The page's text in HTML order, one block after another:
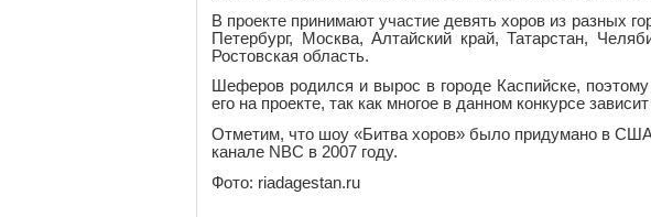
В проекте принимают участие девять хоров из разных
Петербург, Москва, Алтайский край, Татарстан,
Ростовская область.
Шеферов родился и вырос в городе Каспийске,
его на проекте, так как многое в данном конкурсе
Отметим, что шоу «Битва хоров» было придумано в
канале NBC в 2007 году.
Фото: riadagestan.ru